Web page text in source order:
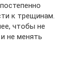
к трещинам.
чтобы не
не менять